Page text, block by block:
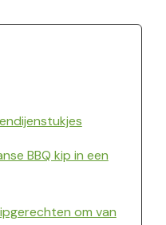
BBQ kip in een
om van